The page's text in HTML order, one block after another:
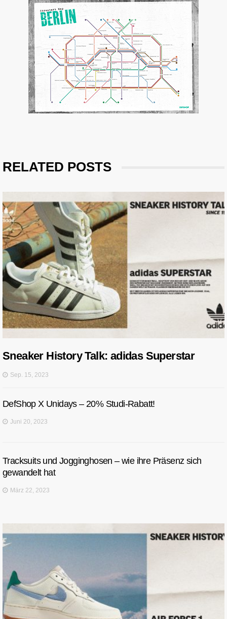
RELATED POSTS
Sneaker History Talk: adidas Superstar
Sep. 15, 2023
DefShop X Unidays – 20% Studi-Rabatt!
Juni 20, 2023
Tracksuits und Jogginghosen – wie ihre Präsenz sich
gewandelt hat
März 22, 2023